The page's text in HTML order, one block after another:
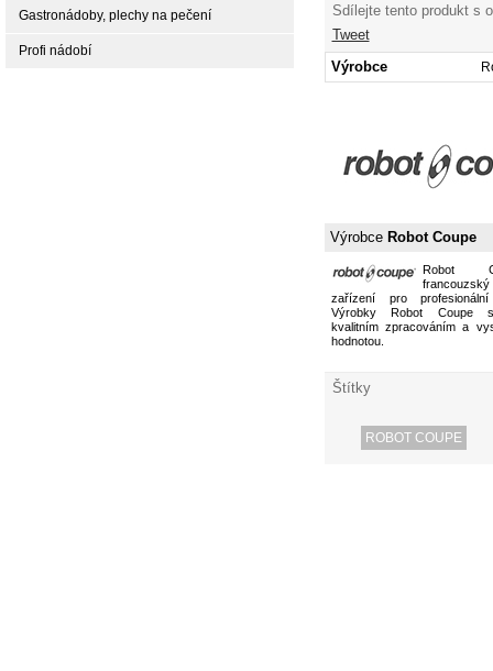
Sdílejte tento produkt s
Tweet
Výrobce
Výrobce Robot Coupe
Robot
zařízení pro profesionální
Výrobky Robot Coupe
kvalitním zpracováním a
hodnotou.
Štítky
ROBOT COUPE
Gastronádoby, plechy na pečení
Profi nádobí